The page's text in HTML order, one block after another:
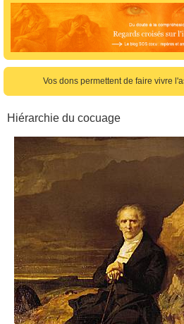
c
e
r
Vos dons permettent de faire vivre
Hiérarchie du cocuage